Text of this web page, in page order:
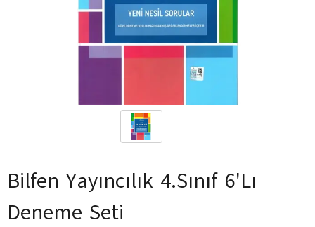
Bilfen Yayıncılık 4.Sınıf 6'Lı
Deneme Seti